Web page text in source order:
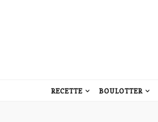
RECETTE BOULOTTER